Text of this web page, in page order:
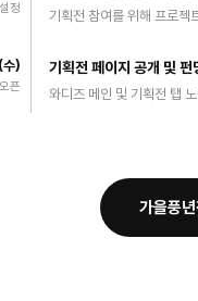
정 기획전 참여를 위해 프로
)
픈
기획전 페이지 공개 및 펀
와디즈 메인 및 기획전 탭
가을풍